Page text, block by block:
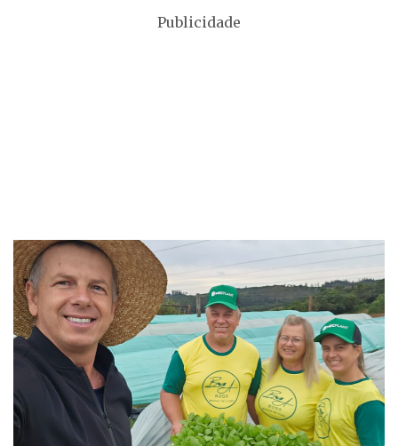
Publicidade